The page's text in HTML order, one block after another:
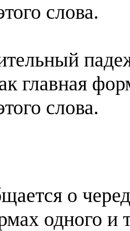
слова.
главная
слова.
о
одного и